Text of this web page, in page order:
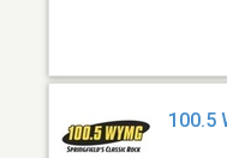
100.5